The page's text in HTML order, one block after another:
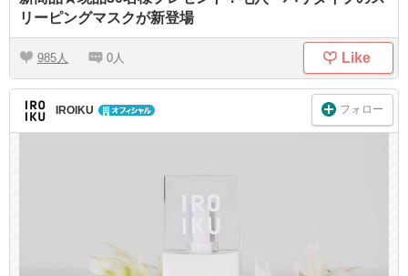
リーピングマスクが新登場
985 0 Like
IROIKU フォロー